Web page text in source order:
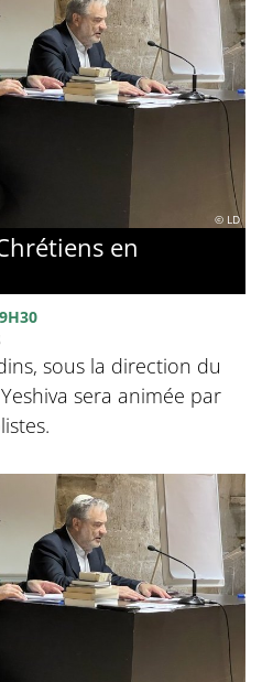
© LD
en
sous la direction du
sera animée par